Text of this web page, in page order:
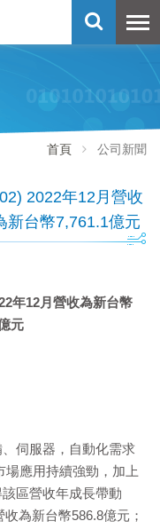
首頁 公司新聞
2022年12月營收
新台幣7,761.1億元
年12月營收為新台幣
元
伺服器，自動化需求
應用持續強勁，加上
區營收年成長帶動
為新台幣586.8億元；